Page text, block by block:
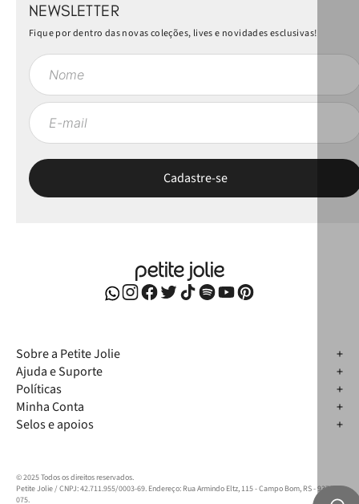
NEWSLETTER
Fique por dentro das novas coleções, lives e novidades esclusivas!
Sobre a Petite Jolie
Ajuda e Suporte
Políticas
Minha Conta
Selos e apoios
© 2025 Todos os direitos reservados.
Petite Jolie / CNPJ: 42.711.955/0003-69. Endereço: Rua Armindo Eltz, 115 - Campo Bom, RS - 93712-
075.